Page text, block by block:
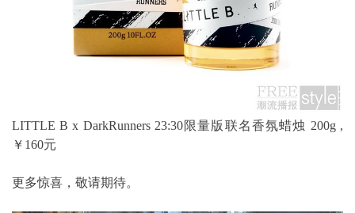
LITTLE B x DarkRunners 23:30限量版联名香氛蜡烛 200g ,
￥160元
更多惊喜，敬请期待。